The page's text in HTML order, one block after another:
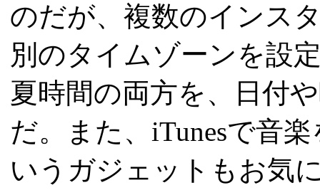
のだが、複数のインス
別のタイムゾーンを設
夏時間の両方を、日付
だ。また、iTunesで音
いうガジェットもお気